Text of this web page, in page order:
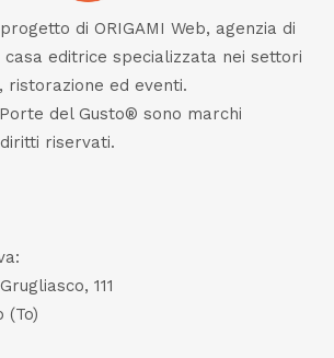
di ORIGAMI Web, agenzia di
casa editrice specializzata nei settori
ristorazione ed eventi.
del Gusto® sono marchi
riservati.
111
(To)